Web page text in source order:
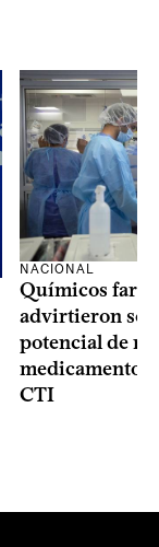
NACIONAL
Químicos
advirtieron
potencial de
medicamentos
CTI